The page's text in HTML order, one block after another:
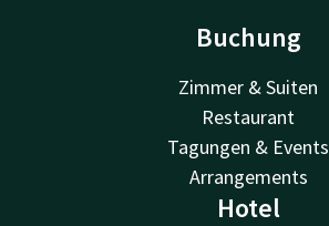
Buchung
Zimmer & Suiten
Restaurant
Tagungen & Events
Arrangements
Hotel